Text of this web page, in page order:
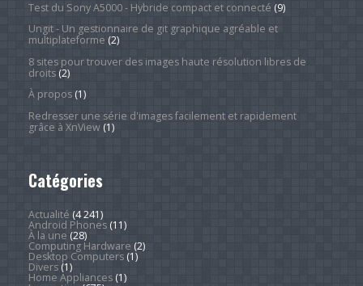
Test du Sony A5000 - Hybride compact et connecté (9)
Ungit - Un gestionnaire de git graphique agréable et
multiplateforme (2)
8 sites pour trouver des images haute résolution libres de
droits(2)
À propos(1)
Redresser une série d'images facilement et rapidement
grâce à XnView(1)
Catégories
Actualité (4 241)
Android Phones(11)
À la une (28)
Computing Hardware (2)
Desktop Computers(1)
Divers(1)
Home Appliances(1)